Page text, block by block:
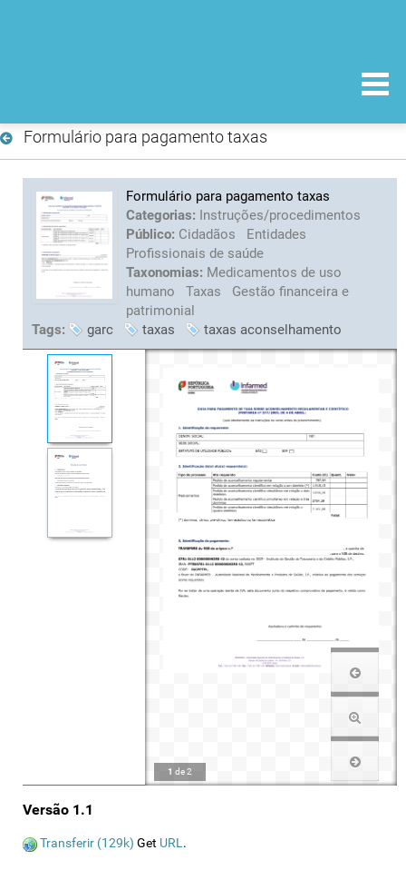
Formulário para pagamento taxas
Formulário para pagamento taxas
Categorias: Instruções/procedimentos
Público: Cidadãos
Entidades
Profissionais de saúde
Taxonomias: Medicamentos de uso
humano
Taxas
Gestão financeira e
patrimonial
Tags:
garc taxas taxas aconselhamento
1 de2
Versão 1.1
Transferir (129k) Get URL.